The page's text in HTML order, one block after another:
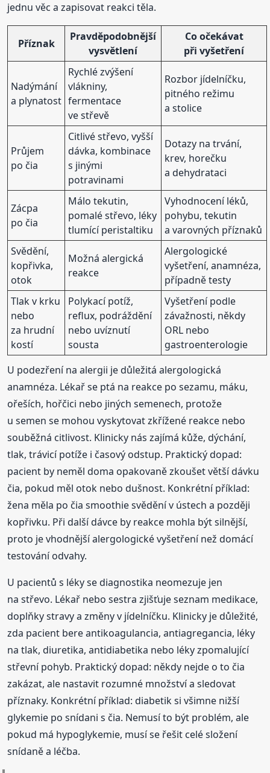
jednu věc a zapisovat reakci těla.
Příznak
Pravděpodobnější
vysvětlení
Co očekávat
při vyšetření
Nadýmání
a plynatost
Rychlé zvýšení
vlákniny,
fermentace
ve střevě
Rozbor jídelníčku,
pitného režimu
a stolice
Průjem
po čia
Citlivé střevo, vyšší
dávka, kombinace
s jinými
potravinami
Dotazy na trvání,
krev, horečku
a dehydrataci
Zácpa
po čia
Málo tekutin,
pomalé střevo, léky
tlumící peristaltiku
Vyhodnocení léků,
pohybu, tekutin
a varovných příznaků
Svědění,
kopřivka,
otok
Možná alergická
reakce
Alergologické
vyšetření, anamnéza,
případně testy
Tlak v krku
nebo
za hrudní
kostí
Polykací potíž,
reflux, podráždění
nebo uvíznutí
sousta
Vyšetření podle
závažnosti, někdy
ORL nebo
gastroenterologie
U podezření na alergii je důležitá alergologická
anamnéza. Lékař se ptá na reakce po sezamu, máku,
ořeších, hořčici nebo jiných semenech, protože
u semen se mohou vyskytovat zkřížené reakce nebo
souběžná citlivost. Klinicky nás zajímá kůže, dýchání,
tlak, trávicí potíže i časový odstup. Praktický dopad:
pacient by neměl doma opakovaně zkoušet větší dávku
čia, pokud měl otok nebo dušnost. Konkrétní příklad:
žena měla po čia smoothie svědění v ústech a později
kopřivku. Při další dávce by reakce mohla být silnější,
proto je vhodnější alergologické vyšetření než domácí
testování odvahy.
U pacientů s léky se diagnostika neomezuje jen
na střevo. Lékař nebo sestra zjišťuje seznam medikace,
doplňky stravy a změny v jídelníčku. Klinicky je důležité,
zda pacient bere antikoagulancia, antiagregancia, léky
na tlak, diuretika, antidiabetika nebo léky zpomalující
střevní pohyb. Praktický dopad: někdy nejde o to čia
zakázat, ale nastavit rozumné množství a sledovat
příznaky. Konkrétní příklad: diabetik si všimne nižší
glykemie po snídani s čia. Nemusí to být problém, ale
pokud má hypoglykemie, musí se řešit celé složení
snídaně a léčba.